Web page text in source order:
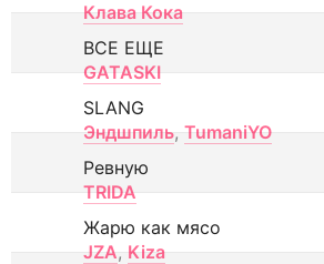
Клава Кока
ВСЕ ЕЩЕ
GATASKI
SLANG
Эндшпиль, TumaniYO
Ревную
TRIDA
Жарю как мясо
JZA, Kiza